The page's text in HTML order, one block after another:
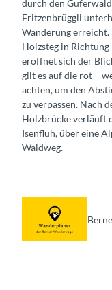
durch den
Fritzenbrüggli
Wanderung erreicht.
Holzsteg in
eröffnet sich der
gilt es auf die rot –
achten, um den
zu verpassen. Nach
Holzbrücke verläuft
Isenfluh, über eine
Waldweg.